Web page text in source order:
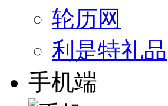
轮历网
利是特礼品
手机端